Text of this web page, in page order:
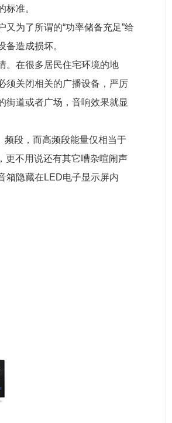
准。
为了所谓的“功率储备充足”给
造成损坏。
。在很多居民住宅环境的地
须关闭相关的广播设备，严厉
街道或者广场，音响效果就显
频段，而高频段能量仅相当于
更不用说还有其它嘈杂喧闹声
箱隐藏在LED电子显示屏内